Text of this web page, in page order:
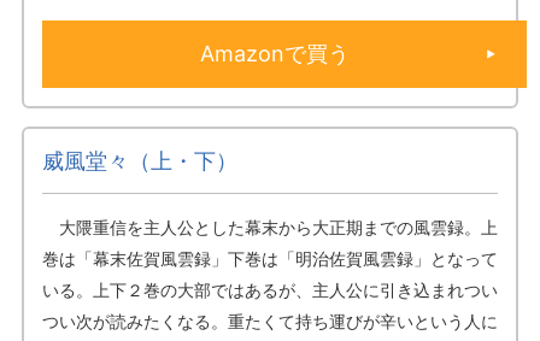
Amazonで買う
威風堂々（上・下）
大隈重信を主人公とした幕末から大正期までの風雲録。上
巻は「幕末佐賀風雲録」下巻は「明治佐賀風雲録」となって
いる。上下２巻の大部ではあるが、主人公に引き込まれつい
つい次が読みたくなる。重たくて持ち運びが辛いという人に